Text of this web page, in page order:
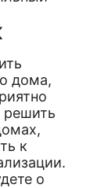
дома,
решить
к
о